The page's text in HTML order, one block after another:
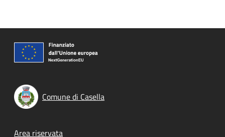
Comune di Casella
Area riservata